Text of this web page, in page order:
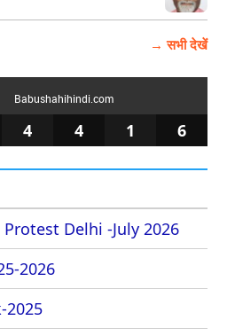
→ सभी देखें
Babushahihindi.com
4 4 1 6
Protest Delhi -July 2026
2026
2025